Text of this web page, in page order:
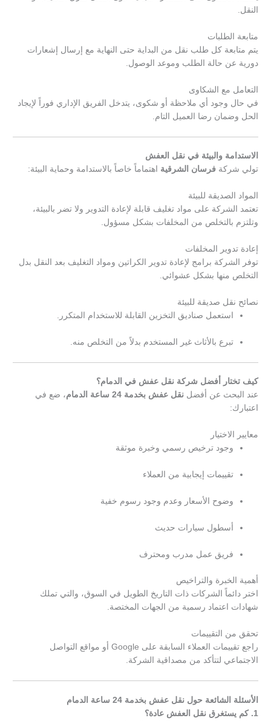
النقل.
متابعة الطلبات
يتم متابعة كل طلب نقل من البداية حتى النهاية مع إرسال إشعارات
دورية عن حالة الطلب وموعد الوصول.
التعامل مع الشكاوى
في حال وجود أي ملاحظة أو شكوى، يتدخل الفريق الإداري فوراً لإيجاد
الحل وضمان رضا العميل التام.
الاستدامة والبيئة في نقل العفش
تولي شركةفرسان الشرقية اهتماماً خاصاً بالاستدامة وحماية البيئة:
المواد الصديقة للبيئة
تعتمد الشركة على مواد تغليف قابلة لإعادة التدوير ولا تضر بالبيئة،
وتلتزم بالتخلص من المخلفات بشكل مسؤول.
إعادة تدوير المخلفات
توفر الشركة برامج لإعادة تدوير الكراتين ومواد التغليف بعد النقل بدل
التخلص منها بشكل عشوائي.
نصائح نقل صديقة للبيئة
استعمل صناديق التخزين القابلة للاستخدام المتكرر.
تبرع بالأثاث غير المستخدم بدلاً من التخلص منه.
كيف تختار أفضل شركة نقل عفش في الدمام؟
عند البحث عن أفضلنقل عفش بخدمة 24 ساعة الدمام
، ضع في
اعتبارك:
معايير الاختيار
وجود ترخيص رسمي وخبرة موثقة
تقييمات إيجابية من العملاء
وضوح الأسعار وعدم وجود رسوم خفية
أسطول سيارات حديث
فريق عمل مدرب ومحترف
أهمية الخبرة والتراخيص
اختر دائماً الشركات ذات التاريخ الطويل في السوق، والتي تملك
شهادات اعتماد رسمية من الجهات المختصة.
تحقق من التقييمات
راجع تقييمات العملاء السابقة على Google أو مواقع التواصل
الاجتماعي لتتأكد من مصداقية الشركة.
الأسئلة الشائعة حول نقل عفش بخدمة 24 ساعة الدمام
1. كم يستغرق نقل العفش عادة؟